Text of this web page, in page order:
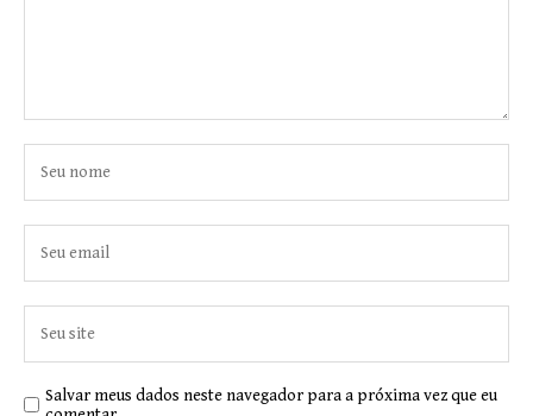
Salvar meus dados neste navegador para a próxima vez que eu